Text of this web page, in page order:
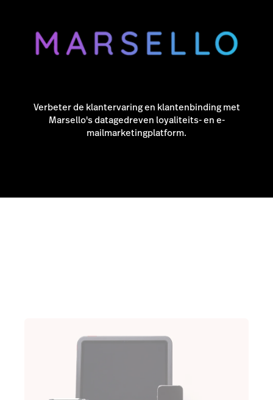
Verbeter de klantervaring en klantenbinding met
Marsello's datagedreven loyaliteits- en e-
mailmarketingplatform.